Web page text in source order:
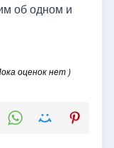
об одном и
оценок нет )